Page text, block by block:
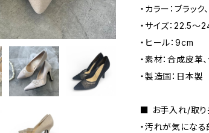
・カラー：ブラック
・サイズ：22.5〜
・ヒール：9cm
・素材：合成皮革
・製造国：日本製
■ お手入れ/取り
・汚れが気になる